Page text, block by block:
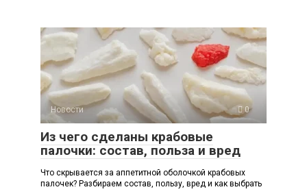
Новости 0
Из чего сделаны крабовые
палочки: состав, польза и вред
Что скрывается за аппетитной оболочкой крабовых
палочек? Разбираем состав, пользу, вред и как выбрать